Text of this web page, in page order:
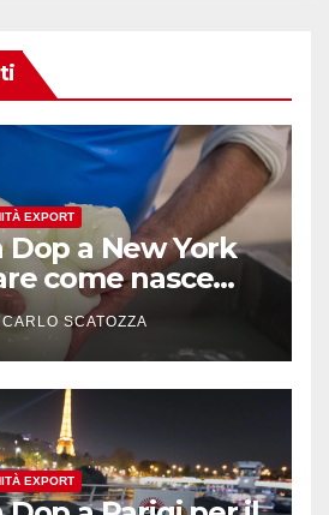
EXPORT
Dop a New York
come nasce
del sud
CARLO SCATOZZA
EXPORT